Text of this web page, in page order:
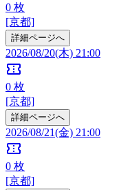
0 枚
[京都]
詳細ページへ
2026/08/20(木) 21:00
confirmation_number
0 枚
[京都]
詳細ページへ
2026/08/21(金) 21:00
confirmation_number
0 枚
[京都]